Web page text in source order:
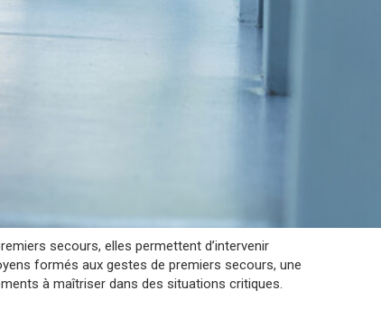
secours, elles permettent d’intervenir
formés aux gestes de premiers secours, une
à maîtriser dans des situations critiques.